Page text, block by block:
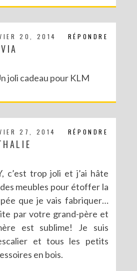
RÉPONDRE
20, 2014
joli cadeau pour KLM
RÉPONDRE
27, 2014
c’est trop joli et j’ai hâte
meubles pour étoffer la
que je vais fabriquer…
par votre grand-père et
est sublime! Je suis
et tous les petits
en bois.